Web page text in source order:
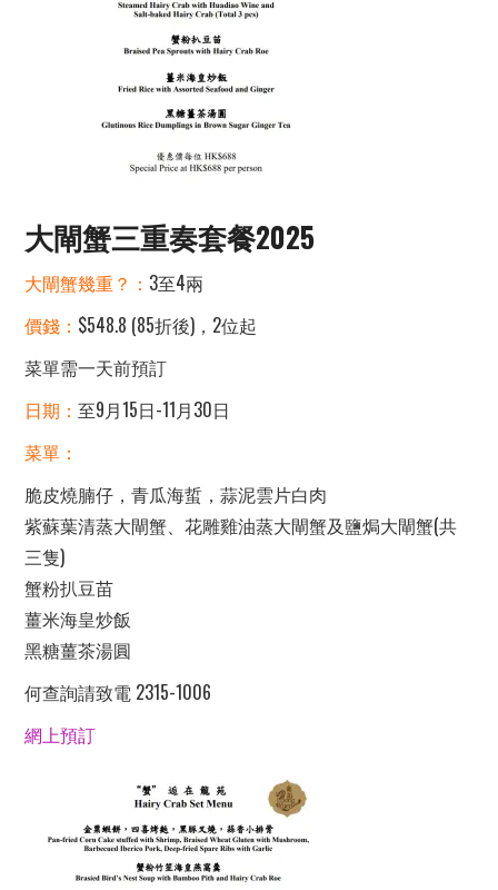
大閘蟹三重奏套餐2025
大閘蟹幾重？： 3至4兩
價錢： $548.8 (85折後)，2位起
菜單需一天前預訂
日期：至9月15日-11月30日
菜單：
脆皮燒腩仔，青瓜海蜇，蒜泥雲片白肉
紫蘇葉清蒸大閘蟹、花雕雞油蒸大閘蟹及鹽焗大閘蟹(共
三隻)
蟹粉扒豆苗
薑米海皇炒飯
黑糖薑茶湯圓
何查詢請致電 2315-1006
網上預訂